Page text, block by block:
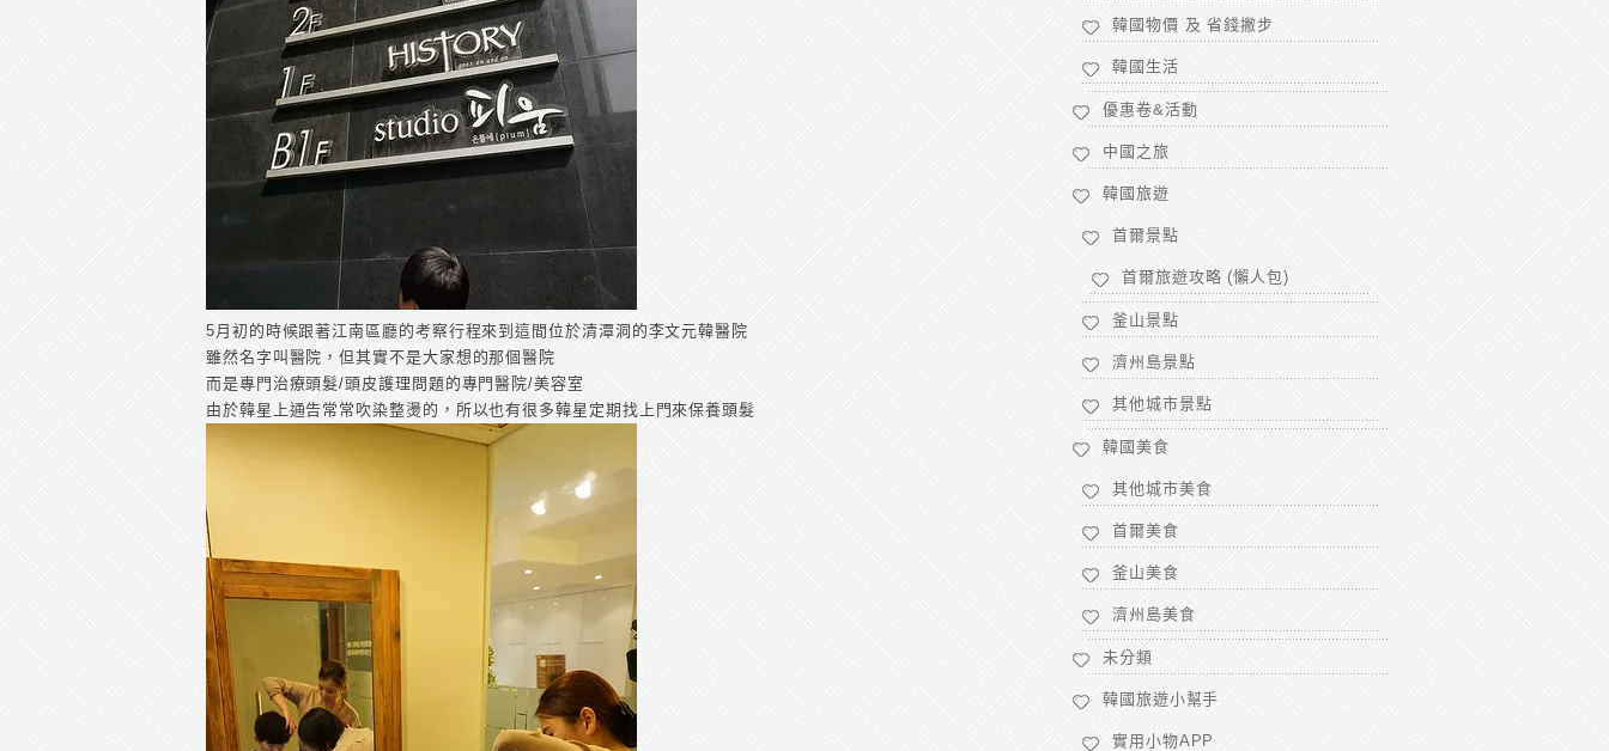
5月初的時候跟著江南區廳的考察行程來到這間位於清潭洞的李文元韓醫院
雖然名字叫醫院，但其實不是大家想的那個醫院
而是專門治療頭髮/頭皮護理問題的專門醫院/美容室
由於韓星上通告常常吹染整燙的，所以也有很多韓星定期找上門來保養頭髮
韓國物價 及 省錢撇步
韓國生活
優惠卷&活動
中國之旅
韓國旅遊
首爾景點
首爾旅遊攻略 (懶人包)
釜山景點
濟州島景點
其他城市景點
韓國美食
其他城市美食
首爾美食
釜山美食
濟州島美食
未分類
韓國旅遊小幫手
實用小物APP